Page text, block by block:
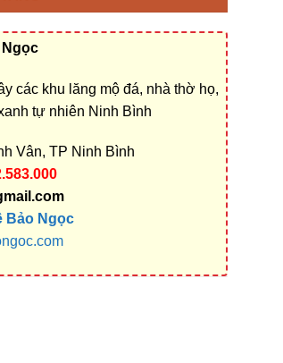
các khu lăng mộ đá, nhà thờ họ,
tự nhiên Ninh Bình
Vân, TP Ninh Bình
Bảo Ngọc